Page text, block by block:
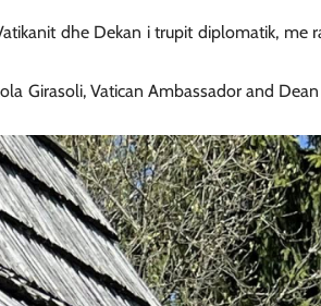
dhe Dekan i trupit diplomatik, me
Girasoli, Vatican Ambassador and